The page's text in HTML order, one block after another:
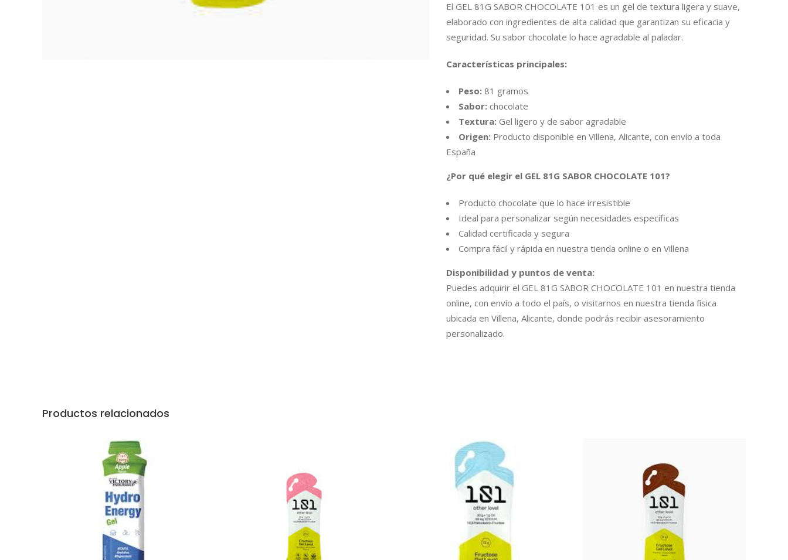
El GEL 81G SABOR CHOCOLATE 101 es un gel de textura ligera y suave,
elaborado con ingredientes de alta calidad que garantizan su eficacia y
seguridad. Su sabor chocolate lo hace agradable al paladar.
Características principales:
Peso: 81 gramos
Sabor: chocolate
Textura: Gel ligero y de sabor agradable
Origen: Producto disponible en Villena, Alicante, con envío a toda
España
¿Por qué elegir el GEL 81G SABOR CHOCOLATE 101?
Producto chocolate que lo hace irresistible
Ideal para personalizar según necesidades específicas
Calidad certificada y segura
Compra fácil y rápida en nuestra tienda online o en Villena
Disponibilidad y puntos de venta:
Puedes adquirir el GEL 81G SABOR CHOCOLATE 101 en nuestra tienda
online, con envío a todo el país, o visitarnos en nuestra tienda física
ubicada en Villena, Alicante, donde podrás recibir asesoramiento
personalizado.
Productos relacionados
AÑADIR AL CARRITO AÑADIR AL CARRITO AÑADIR AL CARRITO AÑADIR AL CARRITO